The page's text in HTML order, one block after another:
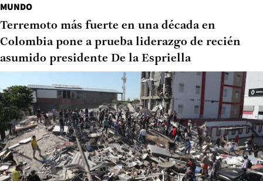
MUNDO
Terremoto más fuerte en una década en
Colombia pone a prueba liderazgo de recién
asumido presidente De la Espriella